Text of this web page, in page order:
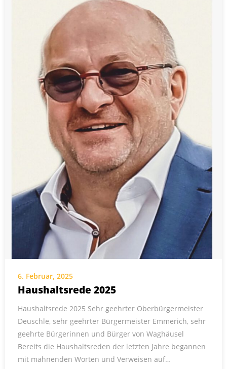
6. Februar, 2025
Haushaltsrede 2025
Haushaltsrede 2025 Sehr geehrter Oberbürgermeister
Deuschle, sehr geehrter Bürgermeister Emmerich, sehr
geehrte Bürgerinnen und Bürger von Waghäusel
Bereits die Haushaltsreden der letzten Jahre begannen
mit mahnenden Worten und Verweisen auf…